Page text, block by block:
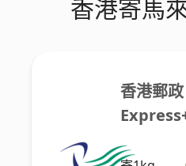
香港寄馬
香港郵